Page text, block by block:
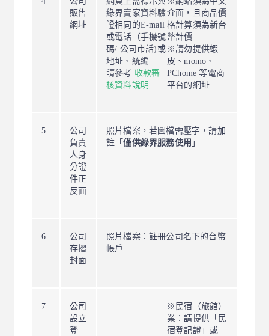
販售
網址
綠界賣家資料驗
證相同的E-mail
或電話（手機號
碼/ 公司市話)或
地址、統編
請參考 收款審
核資料說明
介面，且商品價
格計算須為新台
幣計價
※請勿提供蝦
皮、momo、
PChome 等電商
平台的網址
5
公司
負責
人身
分證
件正
反面
照片檔案，若圖檔需壓字，請加
註「僅供綠界服務使用 」
6
公司
存摺
封面
照片檔案： 註冊公司名下的台幣
帳戶
7
公司
設立
登
※民宿（旅館）
業：請提供「民
宿登記證」或